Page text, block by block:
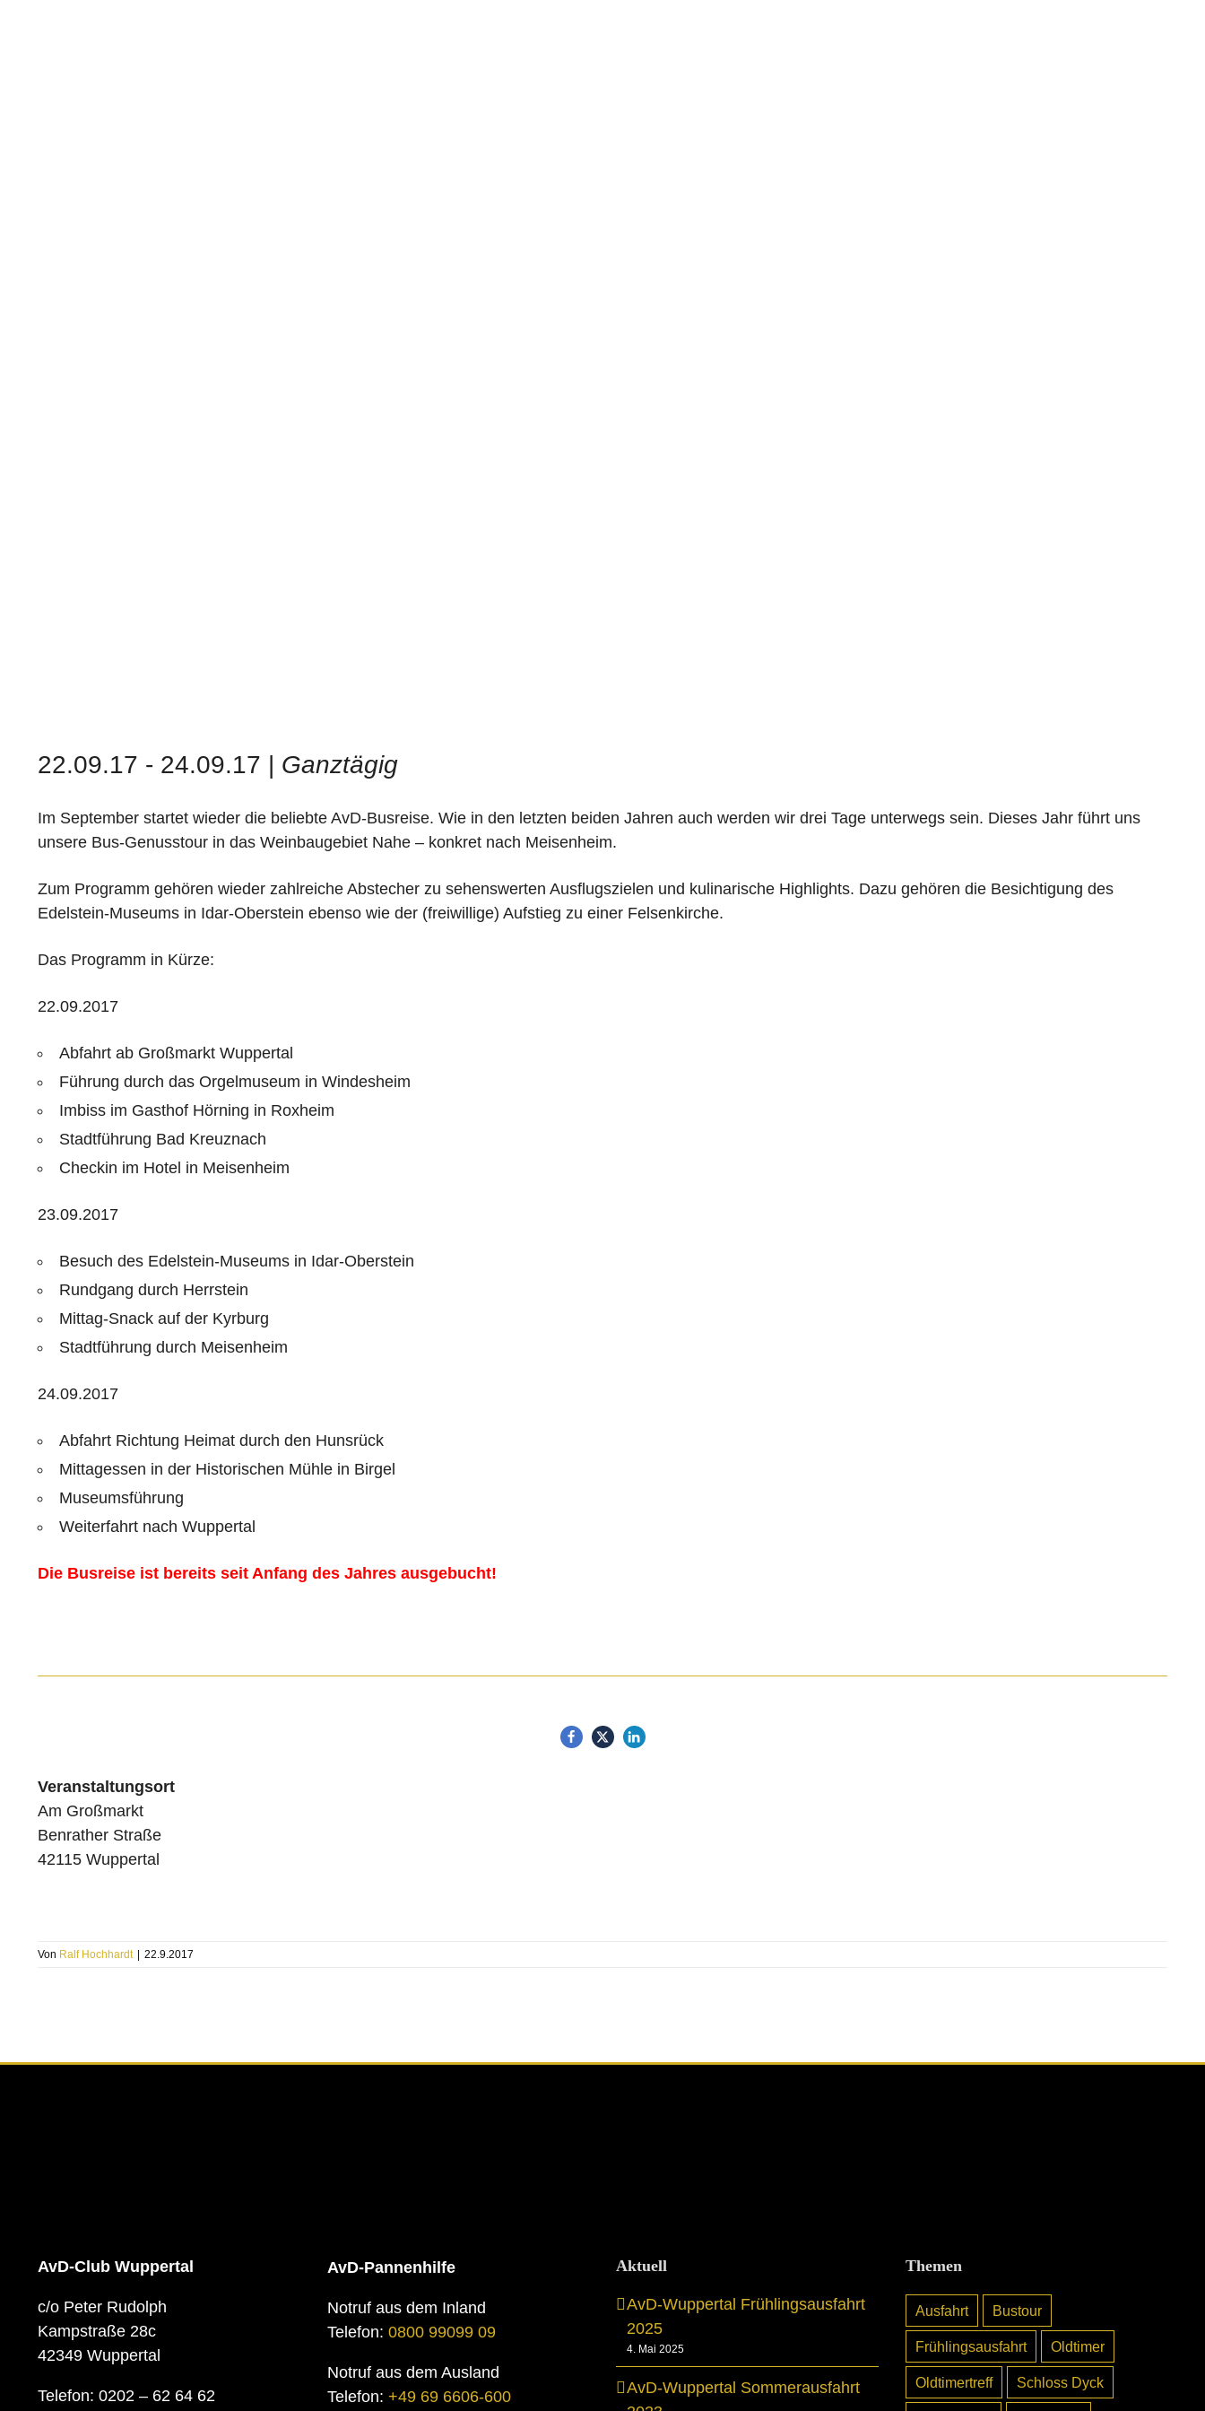
22.09.17 - 24.09.17 | Ganztägig
Im September startet wieder die beliebte AvD-Busreise. Wie in den letzten beiden Jahren auch werden wir drei Tage unterwegs sein. Dieses Jahr führt uns
unsere Bus-Genusstour in das Weinbaugebiet Nahe – konkret nach Meisenheim.
Zum Programm gehören wieder zahlreiche Abstecher zu sehenswerten Ausflugszielen und kulinarische Highlights. Dazu gehören die Besichtigung des
Edelstein-Museums in Idar-Oberstein ebenso wie der (freiwillige) Aufstieg zu einer Felsenkirche.
Das Programm in Kürze:
22.09.2017
Abfahrt ab Großmarkt Wuppertal
Führung durch das Orgelmuseum in Windesheim
Imbiss im Gasthof Hörning in Roxheim
Stadtführung Bad Kreuznach
Checkin im Hotel in Meisenheim
23.09.2017
Besuch des Edelstein-Museums in Idar-Oberstein
Rundgang durch Herrstein
Mittag-Snack auf der Kyrburg
Stadtführung durch Meisenheim
24.09.2017
Abfahrt Richtung Heimat durch den Hunsrück
Mittagessen in der Historischen Mühle in Birgel
Museumsführung
Weiterfahrt nach Wuppertal
Die Busreise ist bereits seit Anfang des Jahres ausgebucht!
Veranstaltungsort
Am Großmarkt
Benrather Straße
42115 Wuppertal
Von Ralf Hochhardt | 22.9.2017
AvD-Club Wuppertal
c/o Peter Rudolph
Kampstraße 28c
42349 Wuppertal
Telefon: 0202 – 62 64 62
AvD-Pannenhilfe
Notruf aus dem Inland
Telefon: 0800 99099 09
Notruf aus dem Ausland
Telefon: +49 69 6606-600
Aktuell
AvD-Wuppertal Frühlingsausfahrt
2025
4. Mai 2025
AvD-Wuppertal Sommerausfahrt
Themen
Ausfahrt Bustour
Frühlingsausfahrt Oldtimer
Oldtimertreff Schloss Dyck